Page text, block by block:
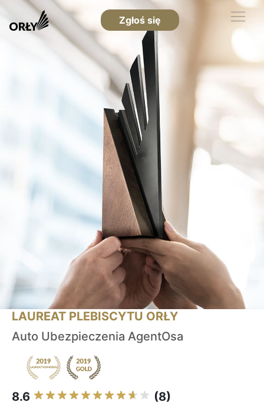
Zgłoś się
LAUREAT PLEBISCYTU ORŁY
Auto Ubezpieczenia AgentOsa
8.6 (8)